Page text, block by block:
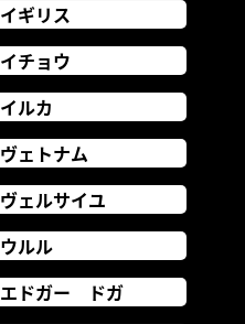
イギリス
イチョウ
イルカ
ヴェトナム
ヴェルサイユ
ウルル
エドガー ドガ